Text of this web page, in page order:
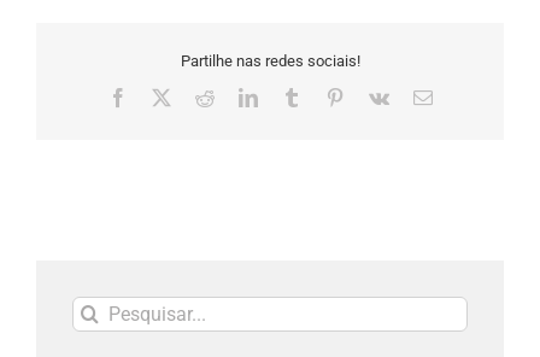
Partilhe nas redes sociais!
Facebook RedditLinkedInTumblr Pinterest
Vk
Email
Pesquisar